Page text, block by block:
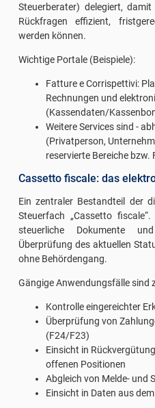
Steuerberater) delegiert,
Rückfragen effizient,
werden können.
Wichtige Portale (Beispiele):
Fatture e Corrispettivi:
Rechnungen und
(Kassendaten/
Weitere Services sind -
(Privatperson,
reservierte Bereiche
Cassetto fiscale: das
Ein zentraler Bestandteil der
Steuerfach „Cassetto
steuerliche Dokumente
Überprüfung des aktuellen
ohne Behördengang.
Gängige Anwendungsfälle sind
Kontrolle eingereichter
Überprüfung von
(F24/F23)
Einsicht in
offenen Positionen
Abgleich von Melde- und
Einsicht in Daten aus